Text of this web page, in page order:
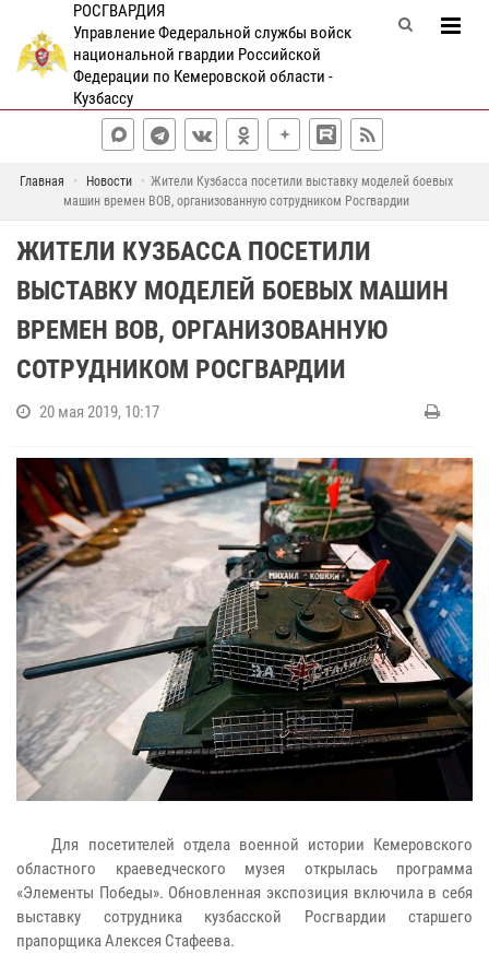
РОСГВАРДИЯ
Управление Федеральной службы войск
национальной гвардии Российской
Федерации по Кемеровской области -
Кузбассу
Главная Новости
Жители Кузбасса посетили выставку моделей боевых
машин времен ВОВ, организованную сотрудником Росгвардии
ЖИТЕЛИ КУЗБАССА ПОСЕТИЛИ
ВЫСТАВКУ МОДЕЛЕЙ БОЕВЫХ МАШИН
ВРЕМЕН ВОВ, ОРГАНИЗОВАННУЮ
СОТРУДНИКОМ РОСГВАРДИИ
20 мая 2019, 10:17
Для посетителей отдела военной истории Кемеровского
областного краеведческого музея открылась программа
«Элементы Победы». Обновленная экспозиция включила в себя
выставку сотрудника кузбасской Росгвардии старшего
прапорщика Алексея Стафеева.